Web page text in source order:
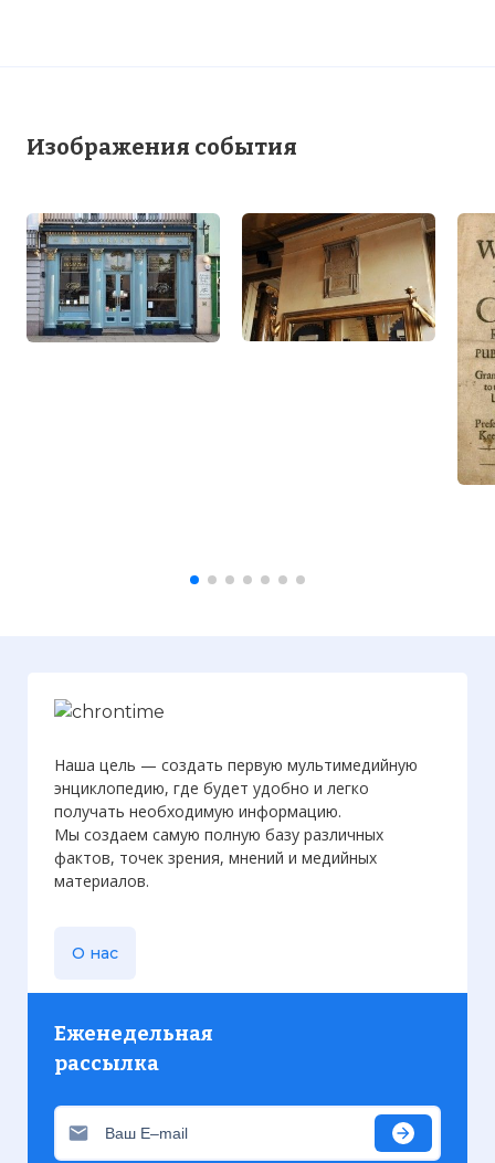
Изображения события
множиться, словно грибы после дождя,
становясь популярными местами
Фото статьи:
Наша цель — создать первую мультимедийную
энциклопедию, где будет удобно и легко
получать необходимую информацию.
Мы создаем самую полную базу различных
фактов, точек зрения, мнений и медийных
материалов.
О нас
Еженедельная
рассылка